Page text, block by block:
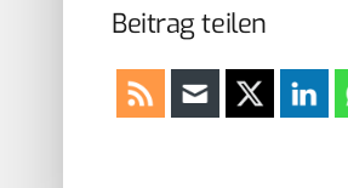
Beitrag teilen